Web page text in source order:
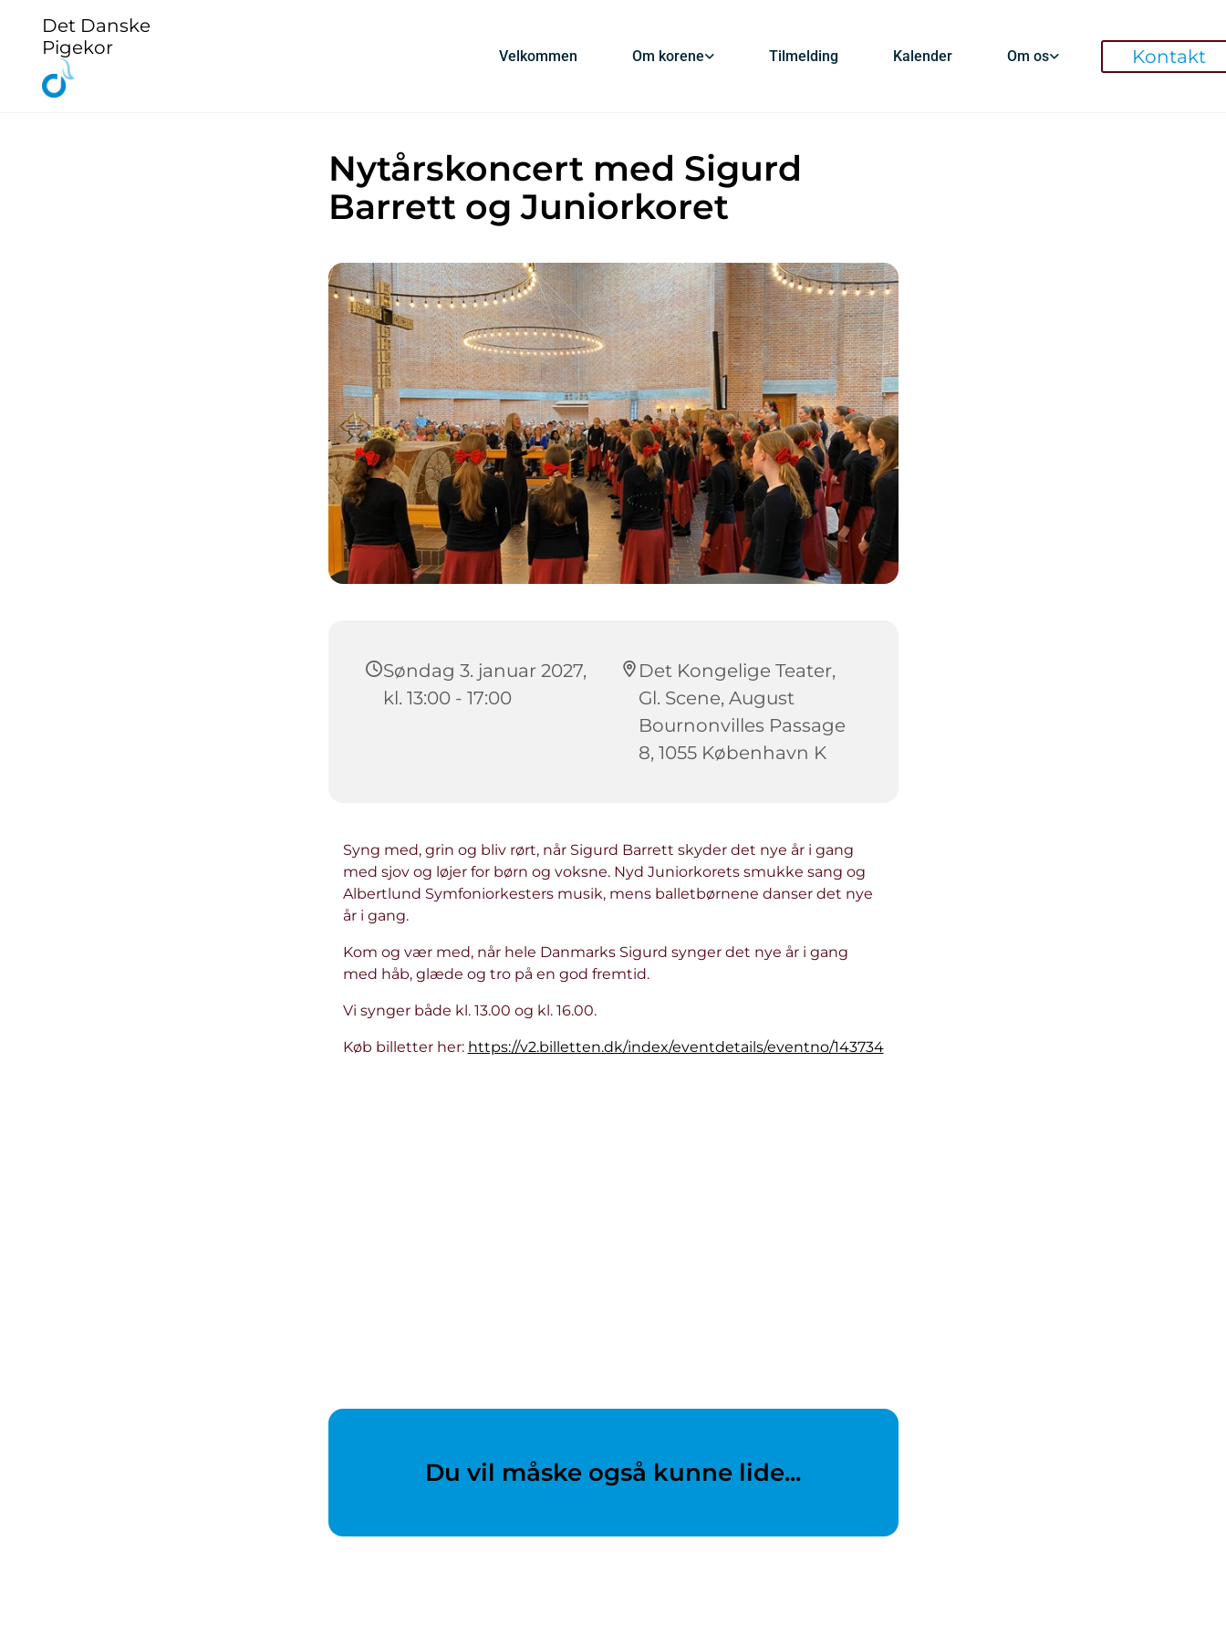
Det Danske
Pigekor
Velkommen Om korene Tilmelding Kalender Om os Kontakt
Nytårskoncert med Sigurd
Barrett og Juniorkoret
Søndag 3. januar 2027,
kl. 13:00 - 17:00
Det Kongelige Teater,
Gl. Scene, August
Bournonvilles Passage
8, 1055 København K
Syng med, grin og bliv rørt, når Sigurd Barrett skyder det nye år i gang
med sjov og løjer for børn og voksne. Nyd Juniorkorets smukke sang og
Albertlund Symfoniorkesters musik, mens balletbørnene danser det nye
år i gang.
Kom og vær med, når hele Danmarks Sigurd synger det nye år i gang
med håb, glæde og tro på en god fremtid.
Vi synger både kl. 13.00 og kl. 16.00.
Køb billetter her: https://v2.billetten.dk/index/eventdetails/eventno/143734
Du vil måske også kunne lide...